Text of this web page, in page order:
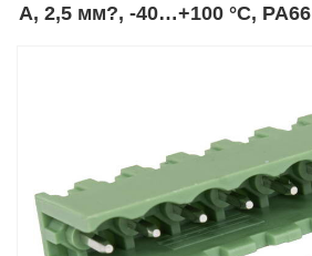
А, 2,5 мм?, -40…+100 °С, PA66